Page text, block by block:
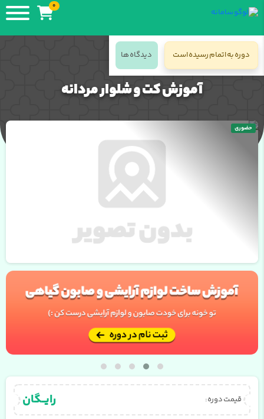
0
دوره به اتمام رسیده است دیدگاه ها
جزئیات دوره
آموزش کت و شلوار مردانه
حضوری
قیمت دوره: رایــگان